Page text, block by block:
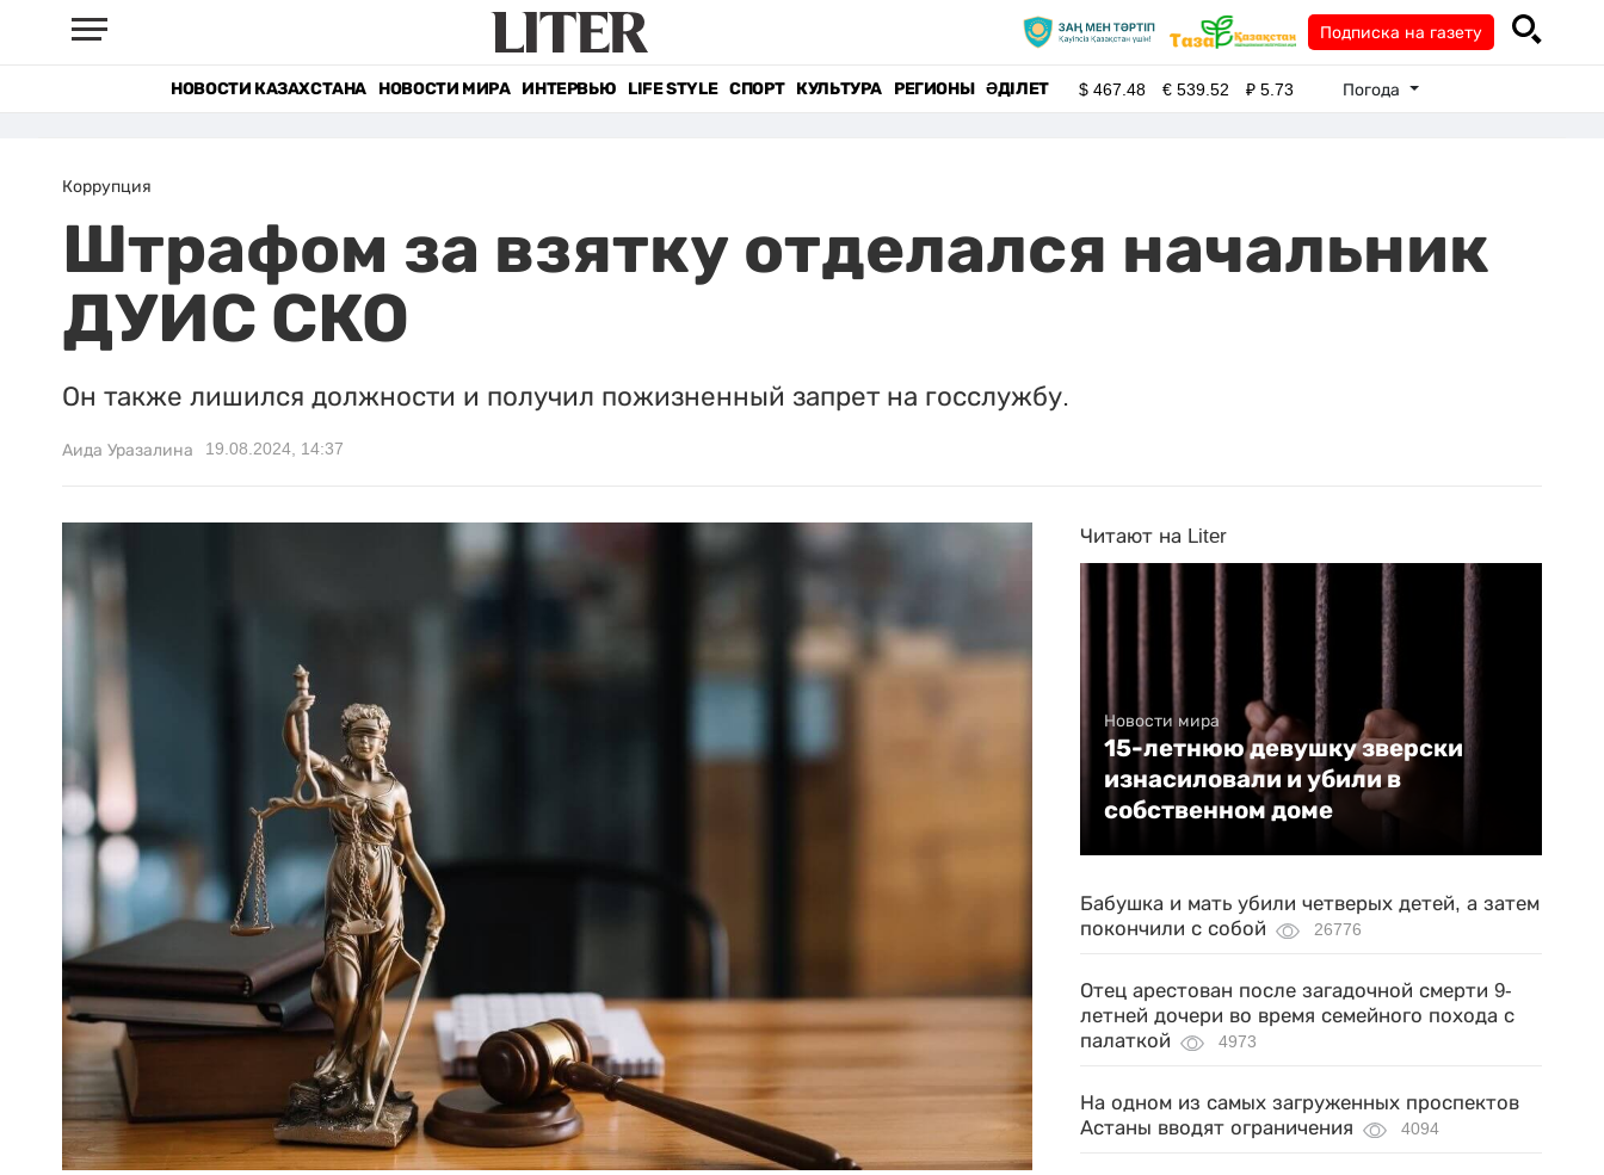
Подписка на газету
НОВОСТИ КАЗАХСТАНА НОВОСТИ МИРА ИНТЕРВЬЮ LIFE STYLE СПОРТ КУЛЬТУРА РЕГИОНЫ ӘДІЛЕТ $467.48 €539.52 ₽5.73 Погода
Коррупция
Штрафом за взятку отделался начальник
ДУИС СКО
Он также лишился должности и получил пожизненный запрет на госслужбу.
Аида Уразалина 19.08.2024, 14:37
Читают на Liter
Новости мира
15-летнюю девушку зверски
изнасиловали и убили в
собственном доме
Бабушка и мать убили четверых детей, а затем
покончили с собой
26776
Отец арестован после загадочной смерти 9-
летней дочери во время семейного похода с
палаткой
4973
На одном из самых загруженных проспектов
Астаны вводят ограничения
4094